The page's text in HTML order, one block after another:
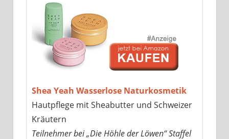
Shea Yeah Wasserlose Naturkosmetik
Hautpflege mit Sheabutter und Schweizer
Kräutern
Teilnehmer bei „Die Höhle der Löwen“ Staffel